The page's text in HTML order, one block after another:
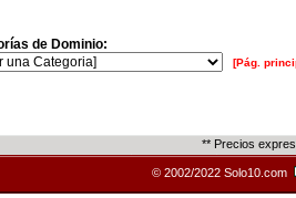
de Dominio:
[Pág.
** Precios
© 2002/2022 Solo10.com